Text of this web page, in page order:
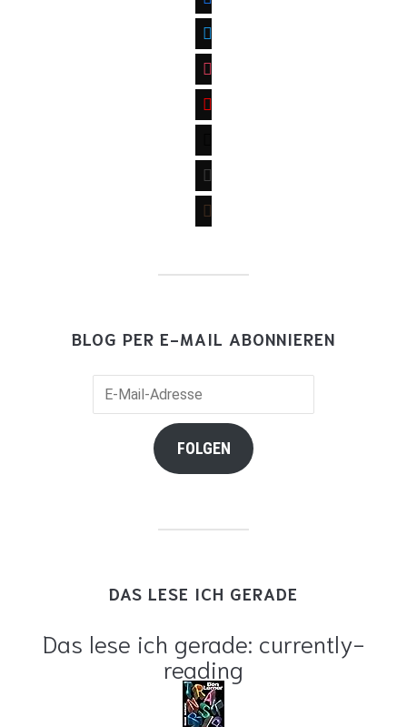
twitter
instagram
youtube
wordpress
goodreads
BLOG PER E-MAIL ABONNIEREN
FOLGEN
DAS LESE ICH GERADE
Das lese ich gerade: currently-
reading